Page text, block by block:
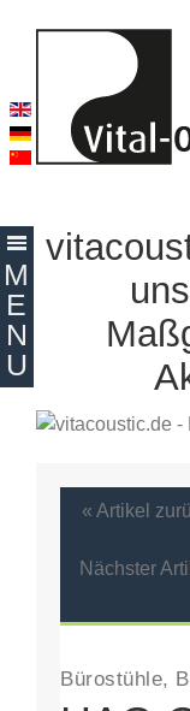
« Artikel
Nächster
Bürostühle,